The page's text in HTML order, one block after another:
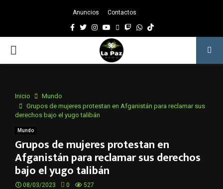
Anuncios Contactos
Facebook
TwitterInstagram
Youtube
EmailTwitchWhatsapp
PRIMARY
Inicio
Mundo
Grupos de mujeres protestan en Afganistán para reclamar sus
derechos bajo el yugo talibán
Mundo
Grupos de mujeres protestan en
Afganistán para reclamar sus derechos
bajo el yugo talibán
08/03/2023 0 527